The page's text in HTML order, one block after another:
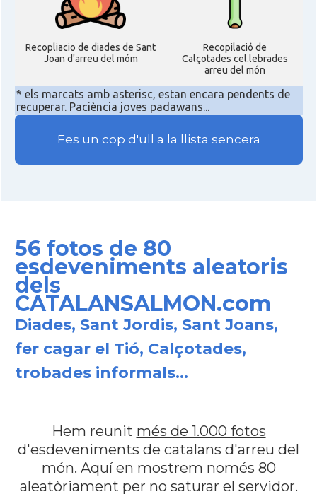
Recopliacio de diades de Sant
Joan d'arreu del móm
Recopilació de
Calçotades cel.lebrades
arreu del món
* els marcats amb asterisc, estan encara pendents de
recuperar. Paciència joves padawans...
Fes un cop d'ull a la llista sencera
56 fotos de 80
esdeveniments aleatoris
dels
CATALANSALMON.com
Diades, Sant Jordis, Sant Joans,
fer cagar el Tió, Calçotades,
trobades informals...
Hem reunit més de 1.000 fotos
d'esdeveniments de catalans d'arreu del
món. Aquí en mostrem només 80
aleatòriament per no saturar el servidor.